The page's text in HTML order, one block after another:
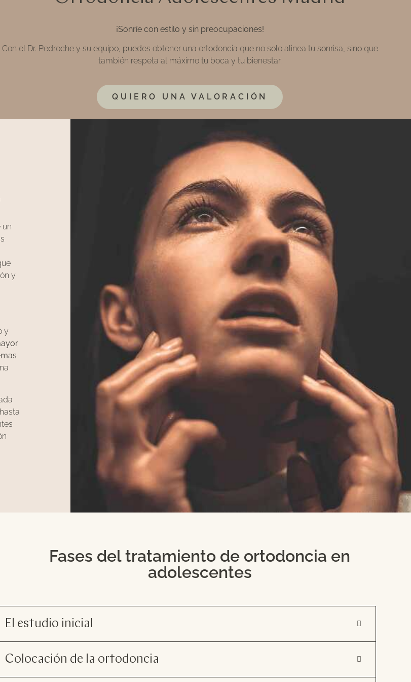
¡Sonríe con estilo y sin preocupaciones!
Con el Dr. Pedroche y su equipo, puedes obtener una ortodoncia que no solo alinea tu sonrisa, sino que
también respeta al máximo tu boca y tu bienestar.
QUIERO UNA VALORACIÓN
un
y
y
Fases del tratamiento de ortodoncia en
adolescentes
El estudio inicial
Colocación de la ortodoncia